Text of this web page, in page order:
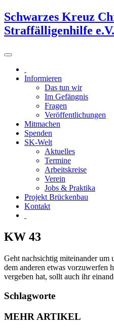
Schwarzes Kreuz
Straffälligenhilfe e.V.
Informieren
Das tun wir
Im Gefängnis
Fragen
Veröffentlichungen
Mitmachen
Spenden
SK-Welt
Aktuelles
Termine
Arbeitskreise
Verein
Jobs & Praktika
Projekt Brückenbau
Kontakt
KW 43
Geht nachsichtig miteinander um
dem anderen etwas vorzuwerfen
vergeben hat, sollt auch ihr
Schlagworte
MEHR ARTIKEL